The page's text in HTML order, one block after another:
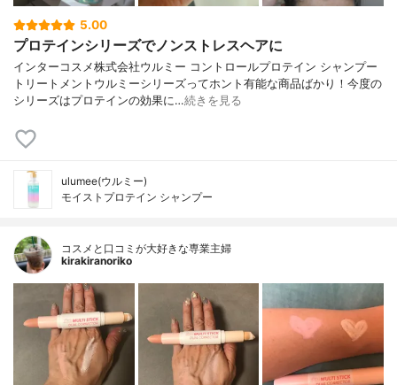
5.00
プロテインシリーズでノンストレスヘアに
インターコスメ株式会社ウルミー コントロールプロテイン シャンプー
トリートメントウルミーシリーズってホント有能な商品ばかり！今度の
シリーズはプロテインの効果に…続きを見る
ulumee(ウルミー)
モイストプロテイン シャンプー
コスメと口コミが大好きな専業主婦
kirakiranoriko